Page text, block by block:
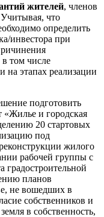
жителей, членов
что
определить
инвестора при
том числе
этапах реализации
подготовить
и городская
20 стартовых
под
жилого
рабочей группы с
градостроительной
планов
не вошедших в
собственников и
в собственность,